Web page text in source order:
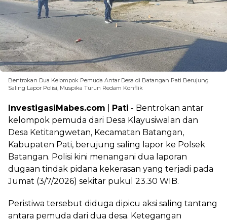
Bentrokan Dua Kelompok Pemuda Antar Desa di Batangan Pati Berujung
Saling Lapor Polisi, Muspika Turun Redam Konflik
InvestigasiMabes.com Pati - Bentrokan antar
kelompok pemuda dari Desa Klayusiwalan dan
Desa Ketitangwetan, Kecamatan Batangan,
Kabupaten Pati, berujung saling lapor ke Polsek
Batangan. Polisi kini menangani dua laporan
dugaan tindak pidana kekerasan yang terjadi pada
Jumat (3/7/2026) sekitar pukul 23.30 WIB.
Peristiwa tersebut diduga dipicu aksi saling tantang
antara pemuda dari dua desa. Ketegangan